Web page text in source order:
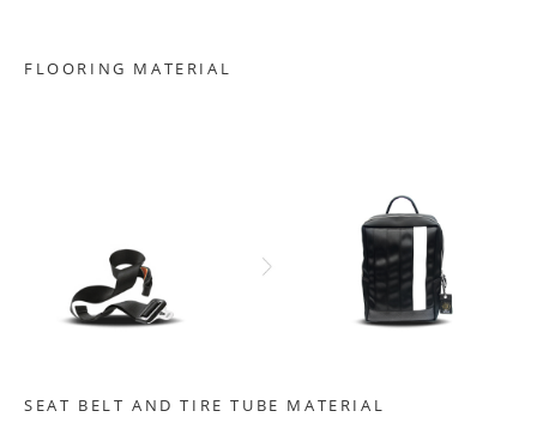
FLOORING MATERIAL
SEAT BELT AND TIRE TUBE MATERIAL